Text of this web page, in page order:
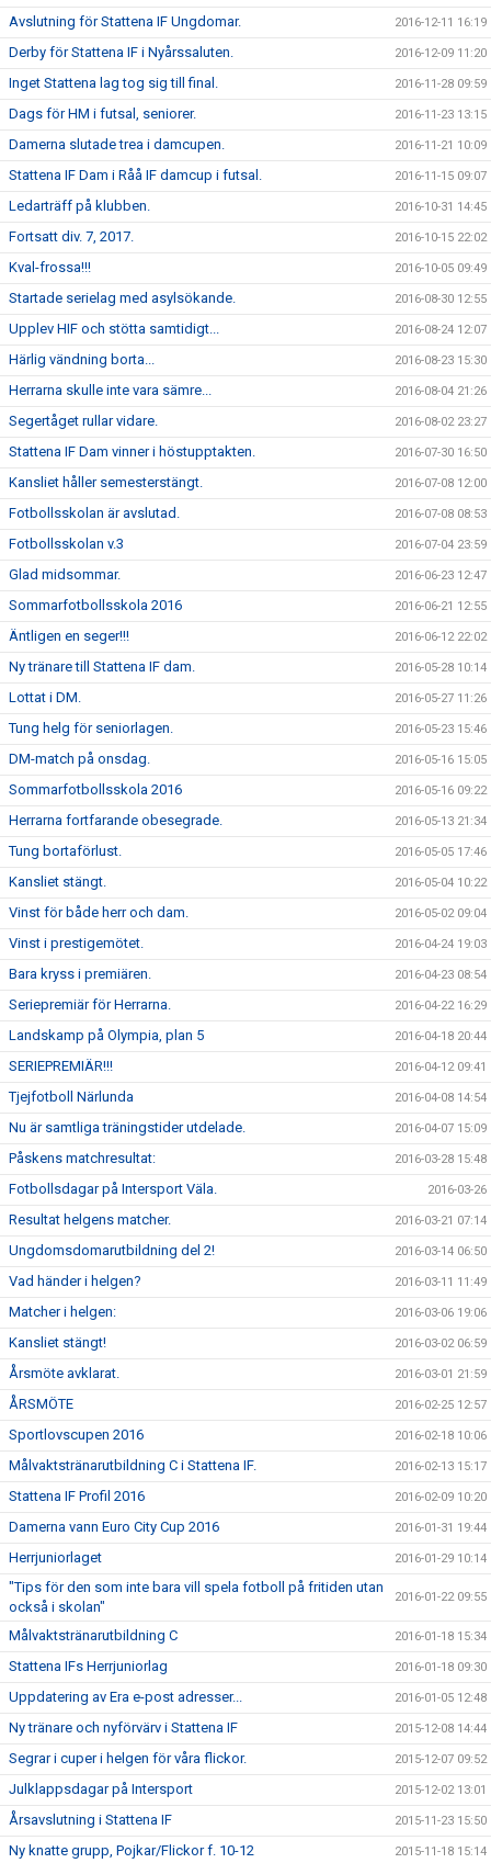
Avslutning för Stattena IF Ungdomar. 2016-12-11 16:19
Derby för Stattena IF i Nyårssaluten. 2016-12-09 11:20
Inget Stattena lag tog sig till final. 2016-11-28 09:59
Dags för HM i futsal, seniorer. 2016-11-23 13:15
Damerna slutade trea i damcupen. 2016-11-21 10:09
Stattena IF Dam i Råå IF damcup i futsal. 2016-11-15 09:07
Ledarträff på klubben. 2016-10-31 14:45
Fortsatt div. 7, 2017. 2016-10-15 22:02
Kval-frossa!!! 2016-10-05 09:49
Startade serielag med asylsökande. 2016-08-30 12:55
Upplev HIF och stötta samtidigt... 2016-08-24 12:07
Härlig vändning borta... 2016-08-23 15:30
Herrarna skulle inte vara sämre... 2016-08-04 21:26
Segertåget rullar vidare. 2016-08-02 23:27
Stattena IF Dam vinner i höstupptakten. 2016-07-30 16:50
Kansliet håller semesterstängt. 2016-07-08 12:00
Fotbollsskolan är avslutad. 2016-07-08 08:53
Fotbollsskolan v.3 2016-07-04 23:59
Glad midsommar. 2016-06-23 12:47
Sommarfotbollsskola 2016 2016-06-21 12:55
Äntligen en seger!!! 2016-06-12 22:02
Ny tränare till Stattena IF dam. 2016-05-28 10:14
Lottat i DM. 2016-05-27 11:26
Tung helg för seniorlagen. 2016-05-23 15:46
DM-match på onsdag. 2016-05-16 15:05
Sommarfotbollsskola 2016 2016-05-16 09:22
Herrarna fortfarande obesegrade. 2016-05-13 21:34
Tung bortaförlust. 2016-05-05 17:46
Kansliet stängt. 2016-05-04 10:22
Vinst för både herr och dam. 2016-05-02 09:04
Vinst i prestigemötet. 2016-04-24 19:03
Bara kryss i premiären. 2016-04-23 08:54
Seriepremiär för Herrarna. 2016-04-22 16:29
Landskamp på Olympia, plan 5 2016-04-18 20:44
SERIEPREMIÄR!!! 2016-04-12 09:41
Tjejfotboll Närlunda 2016-04-08 14:54
Nu är samtliga träningstider utdelade. 2016-04-07 15:09
Påskens matchresultat: 2016-03-28 15:48
Fotbollsdagar på Intersport Väla. 2016-03-26
Resultat helgens matcher. 2016-03-21 07:14
Ungdomsdomarutbildning del 2! 2016-03-14 06:50
Vad händer i helgen? 2016-03-11 11:49
Matcher i helgen: 2016-03-06 19:06
Kansliet stängt! 2016-03-02 06:59
Årsmöte avklarat. 2016-03-01 21:59
ÅRSMÖTE 2016-02-25 12:57
Sportlovscupen 2016 2016-02-18 10:06
Målvaktstränarutbildning C i Stattena IF. 2016-02-13 15:17
Stattena IF Profil 2016 2016-02-09 10:20
Damerna vann Euro City Cup 2016 2016-01-31 19:44
Herrjuniorlaget 2016-01-29 10:14
"Tips för den som inte bara vill spela fotboll på fritiden utan
också i skolan"
2016-01-22 09:55
Målvaktstränarutbildning C 2016-01-18 15:34
Stattena IFs Herrjuniorlag 2016-01-18 09:30
Uppdatering av Era e-post adresser... 2016-01-05 12:48
Ny tränare och nyförvärv i Stattena IF 2015-12-08 14:44
Segrar i cuper i helgen för våra flickor. 2015-12-07 09:52
Julklappsdagar på Intersport 2015-12-02 13:01
Årsavslutning i Stattena IF 2015-11-23 15:50
Ny knatte grupp, Pojkar/Flickor f. 10-12 2015-11-18 15:14